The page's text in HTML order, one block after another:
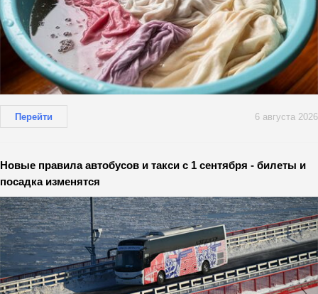
Перейти 6 августа 2026
Новые правила автобусов и такси с 1 сентября - билеты и
посадка изменятся